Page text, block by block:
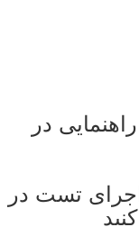
در
تست در